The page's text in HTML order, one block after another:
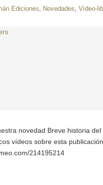
Ediciones, Novedades, Vídeo-
novedad Breve historia
vídeos sobre esta
214195214